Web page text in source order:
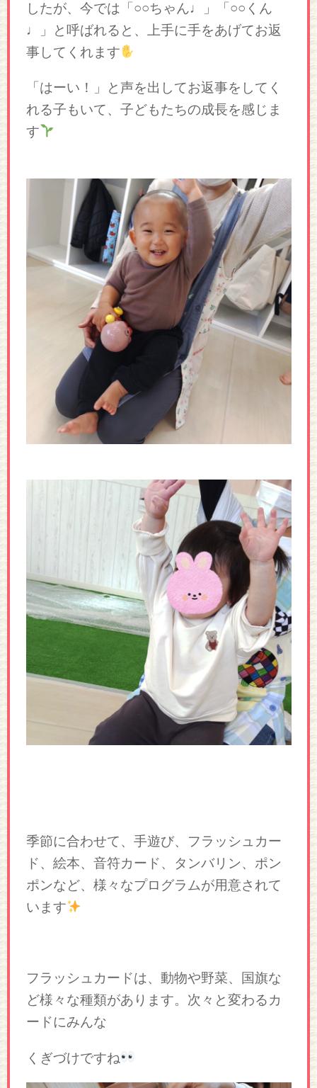
したが、今では「○○ちゃん♩」「○○くん
♩」と呼ばれると、上手に手をあげてお返
事してくれます
「はーい！」と声を出してお返事をしてく
れる子もいて、子どもたちの成長を感じま
す
季節に合わせて、手遊び、フラッシュカー
ド、絵本、音符カード、タンバリン、ポン
ポンなど、様々なプログラムが用意されて
います
フラッシュカードは、動物や野菜、国旗な
ど様々な種類があります。次々と変わるカ
ードにみんな
くぎづけですね